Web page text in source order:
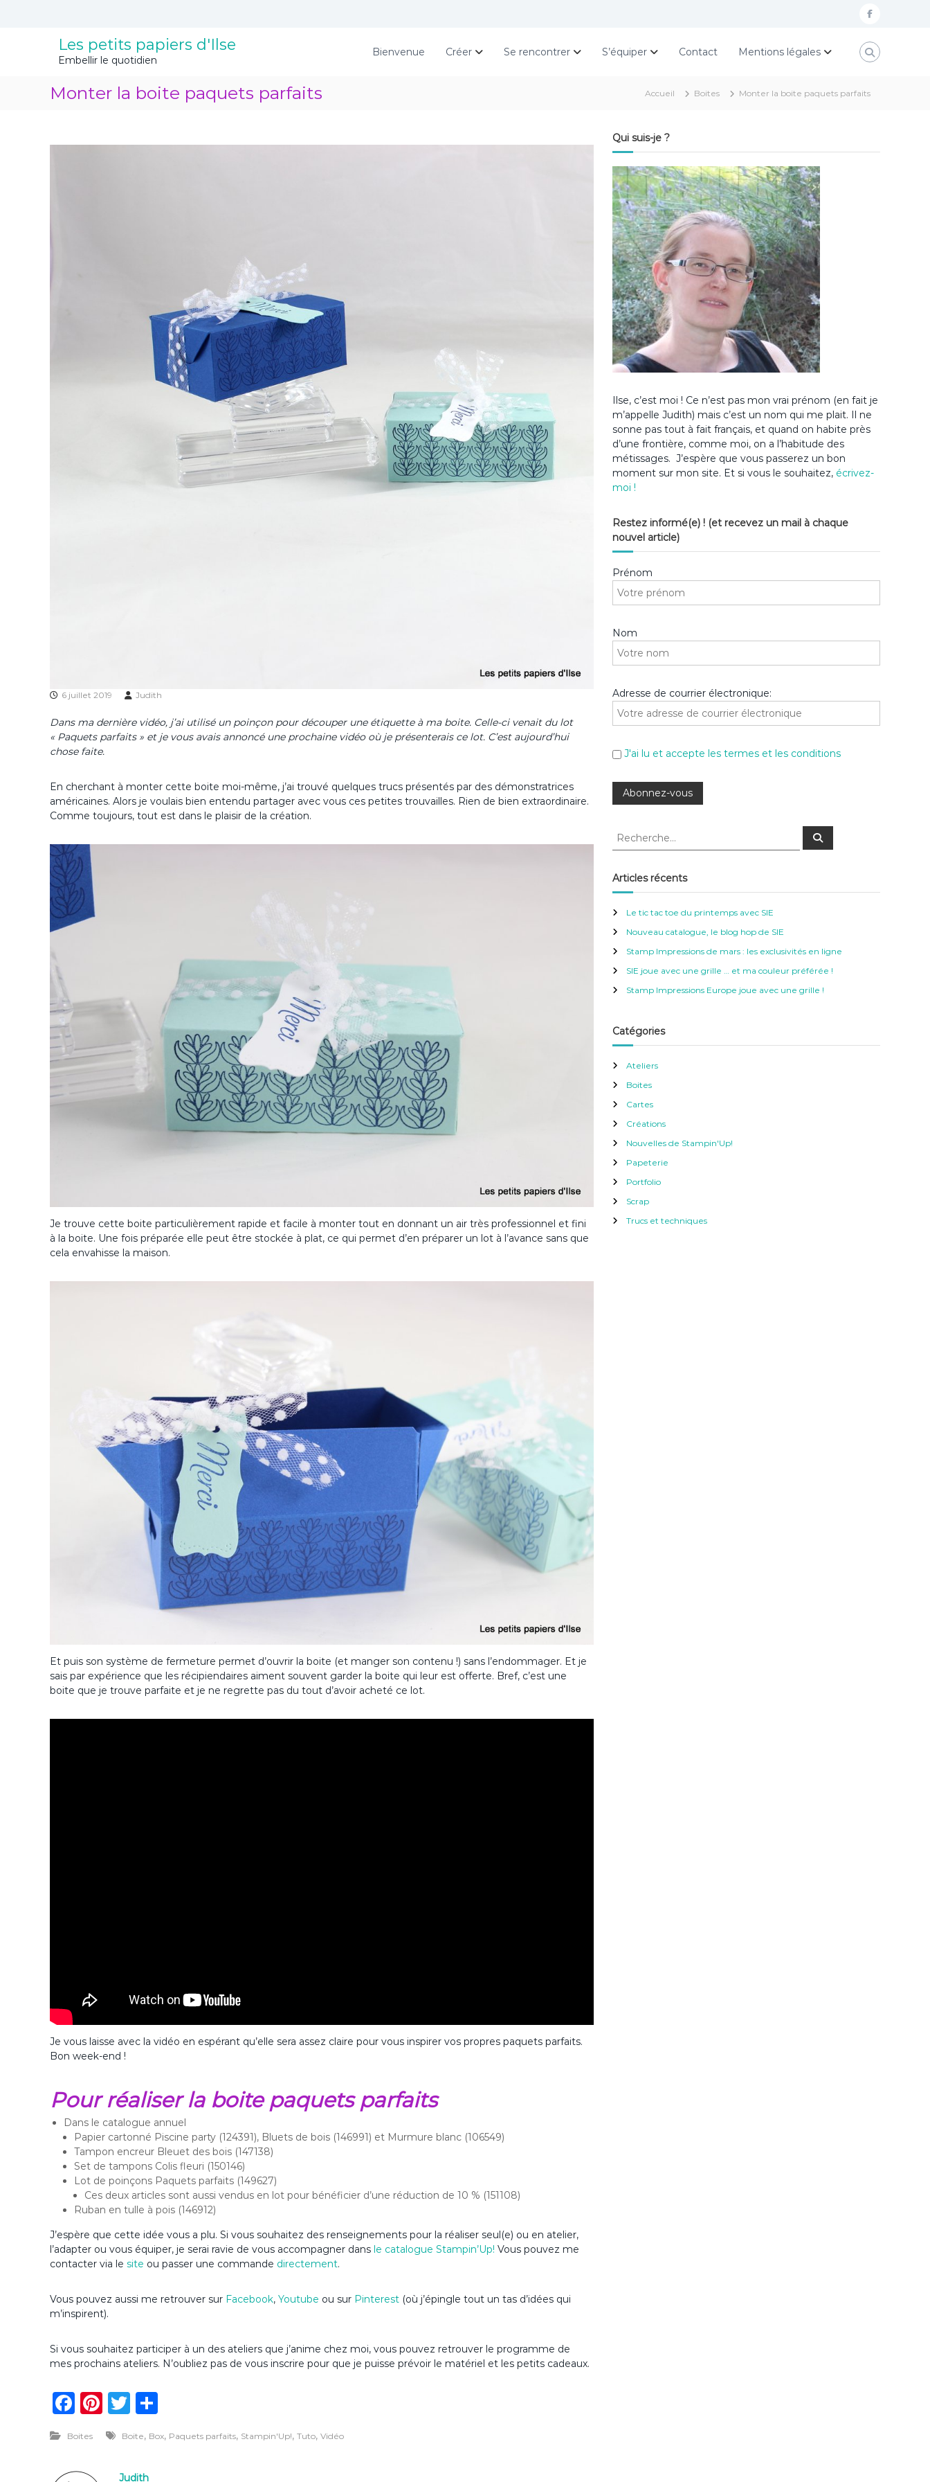
f
c
Les petits papiers d'Ilse
Embellir le quotidien
Bienvenue Créer Se rencontrer S’équiper Contact Mentions légales
Monter la boite paquets parfaits Accueil Boites Monter la boite paquets parfaits
6 juillet 2019 Judith
Dans ma dernière vidéo, j’ai utilisé un poinçon pour découper une étiquette à ma boite. Celle-ci venait du lot
« Paquets parfaits » et je vous avais annoncé une prochaine vidéo où je présenterais ce lot. C’est aujourd’hui
chose faite.
En cherchant à monter cette boite moi-même, j’ai trouvé quelques trucs présentés par des démonstratrices
américaines. Alors je voulais bien entendu partager avec vous ces petites trouvailles. Rien de bien extraordinaire.
Comme toujours, tout est dans le plaisir de la création.
Je trouve cette boite particulièrement rapide et facile à monter tout en donnant un air très professionnel et fini
à la boite. Une fois préparée elle peut être stockée à plat, ce qui permet d’en préparer un lot à l’avance sans que
cela envahisse la maison.
Et puis son système de fermeture permet d’ouvrir la boite (et manger son contenu !) sans l’endommager. Et je
sais par expérience que les récipiendaires aiment souvent garder la boite qui leur est offerte. Bref, c’est une
boite que je trouve parfaite et je ne regrette pas du tout d’avoir acheté ce lot.
Je vous laisse avec la vidéo en espérant qu’elle sera assez claire pour vous inspirer vos propres paquets parfaits.
Bon week-end !
Pour réaliser la boite paquets parfaits
Dans le catalogue annuel
Papier cartonné Piscine party (124391), Bluets de bois (146991) et Murmure blanc (106549)
Tampon encreur Bleuet des bois (147138)
Set de tampons Colis fleuri (150146)
Lot de poinçons Paquets parfaits (149627)
Ces deux articles sont aussi vendus en lot pour bénéficier d’une réduction de 10 % (151108)
Ruban en tulle à pois (146912)
J’espère que cette idée vous a plu. Si vous souhaitez des renseignements pour la réaliser seul(e) ou en atelier,
l’adapter ou vous équiper, je serai ravie de vous accompagner dans le catalogue Stampin’Up! Vous pouvez me
contacter via le site ou passer une commande directement.
Vous pouvez aussi me retrouver sur Facebook, Youtube ou sur Pinterest (où j’épingle tout un tas d’idées qui
m’inspirent).
Si vous souhaitez participer à un des ateliers que j’anime chez moi, vous pouvez retrouver le programme de
mes prochains ateliers. N’oubliez pas de vous inscrire pour que je puisse prévoir le matériel et les petits cadeaux.
F
c
e
Pi
n
te
re
T
it
te
ta
Boites Boite, Box, Paquets parfaits, Stampin'Up!, Tuto, Vidéo
Judith
Qui suis-je ?
Ilse, c’est moi ! Ce n’est pas mon vrai prénom (en fait je
m’appelle Judith) mais c’est un nom qui me plait. Il ne
sonne pas tout à fait français, et quand on habite près
d’une frontière, comme moi, on a l’habitude des
métissages. J’espère que vous passerez un bon
moment sur mon site. Et si vous le souhaitez, écrivez-
moi !
Restez informé(e) ! (et recevez un mail à chaque
nouvel article)
Prénom
Nom
Adresse de courrier électronique:
J'ai lu et accepte les termes et les conditions
R
h
e
c
h
e
:
R
c
Articles récents
Le tic tac toe du printemps avec SIE
Nouveau catalogue, le blog hop de SIE
Stamp Impressions de mars : les exclusivités en ligne
SIE joue avec une grille … et ma couleur préférée !
Stamp Impressions Europe joue avec une grille !
Catégories
Ateliers
Boites
Cartes
Créations
Nouvelles de Stampin'Up!
Papeterie
Portfolio
Scrap
Trucs et techniques